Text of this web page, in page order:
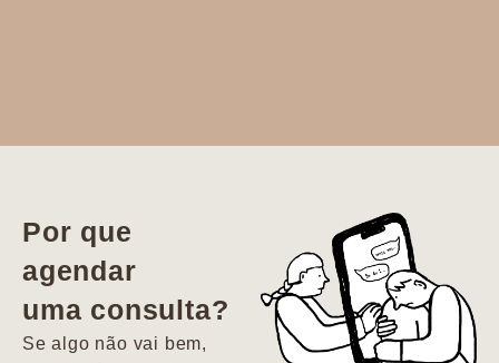
vida. Ela me
encontrou num
estado misto de
depressão e
agitação com
Por que
agendar
uma consulta?
Se algo não vai bem,